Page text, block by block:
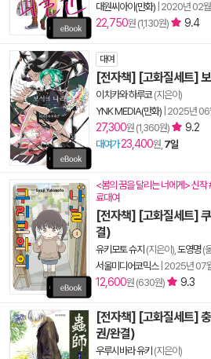
대원씨아이(만화) 2020년 02월
22,750원 (1,130원) 9.4
대여
[전자책] [고화질세트]
이치카와 하루코(지은이)
YNK MEDIA(만화) 2025년 06
27,300원 (1,360원) 9.2
대여가 23,400원, 7일
<봄의 꿈을 달리는 너에게> 신
료대여
[전자책] [고화질세트]
결)
유키모토 슈지 (지은이), 도영명(
서울미디어코믹스| 2025년 07
12,600원 (630원) 9.3
[전자책] [고화질세트]
권/완결)
우루시바라 유키 (지은이)